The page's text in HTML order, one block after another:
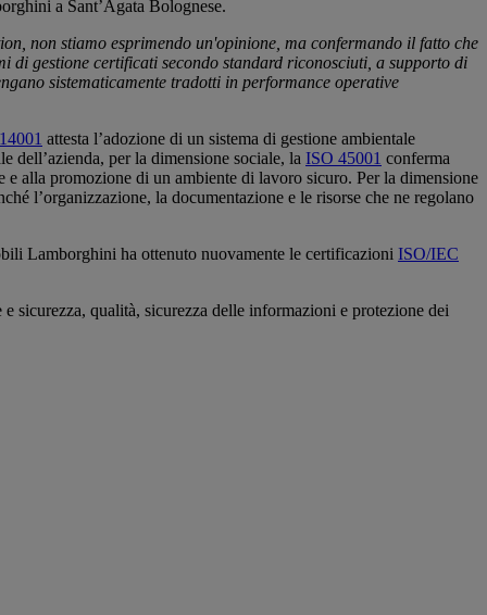
a Sant’Agata Bolognese.
non stiamo esprimendo un'opinione, ma confermando il fatto che
gestione certificati secondo standard riconosciuti, a supporto di
sistematicamente tradotti in performance operative
attesta l’adozione di un sistema di gestione ambientale
dell’azienda, per la dimensione sociale, la ISO 45001 conferma
e alla promozione di un ambiente di lavoro sicuro. Per la dimensione
l’organizzazione, la documentazione e le risorse che ne regolano
Lamborghini ha ottenuto nuovamente le certificazioni ISO/IEC
sicurezza, qualità, sicurezza delle informazioni e protezione dei